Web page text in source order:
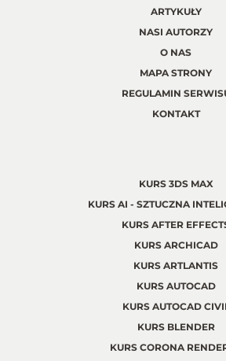
ARTYKUŁY
NASI AUTORZY
O NAS
MAPA STRONY
REGULAMIN
KONTAKT
KURS 3DS MAX
KURS AI - SZTUCZNA
KURS AFTER
KURS ARCHICAD
KURS ARTLANTIS
KURS AUTOCAD
KURS AUTOCAD
KURS BLENDER
KURS CORONA